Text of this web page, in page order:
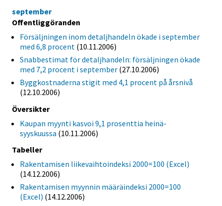
september
Offentliggöranden
Försäljningen inom detaljhandeln ökade i september
med 6,8 procent (10.11.2006)
Snabbestimat för detaljhandeln: försäljningen ökade
med 7,2 procent i september (27.10.2006)
Byggkostnaderna stigit med 4,1 procent på årsnivå
(12.10.2006)
Översikter
Kaupan myynti kasvoi 9,1 prosenttia heinä-
syyskuussa (10.11.2006)
Tabeller
Rakentamisen liikevaihtoindeksi 2000=100 (Excel)
(14.12.2006)
Rakentamisen myynnin määräindeksi 2000=100
(Excel) (14.12.2006)